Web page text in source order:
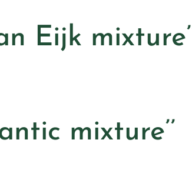
Eijk
mixture’’